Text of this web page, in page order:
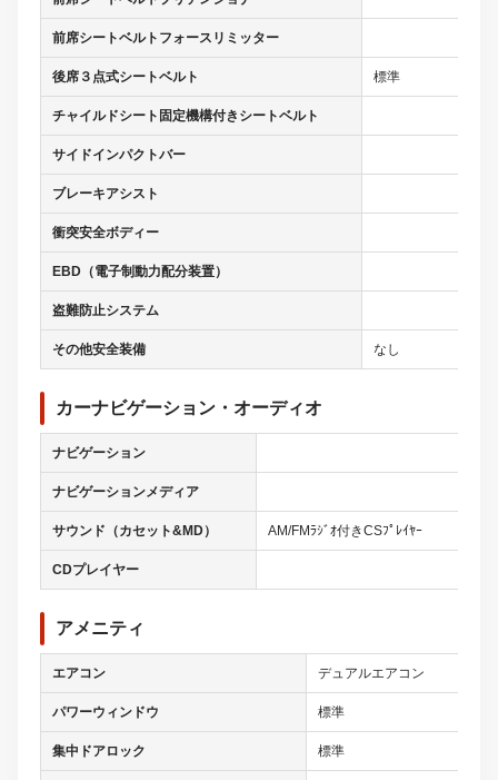
前席シートベルトフォースリミッター
後席３点式シートベルト 標準
チャイルドシート固定機構付きシートベルト
サイドインパクトバー
ブレーキアシスト
衝突安全ボディー
EBD（電子制動力配分装置）
盗難防止システム
その他安全装備 なし
カーナビゲーション・オーディオ
ナビゲーション
ナビゲーションメディア
サウンド（カセット&MD） AM/FMﾗｼﾞｵ付きCSﾌﾟﾚｲﾔｰ
CDプレイヤー
アメニティ
エアコン デュアルエアコン
パワーウィンドウ 標準
集中ドアロック 標準